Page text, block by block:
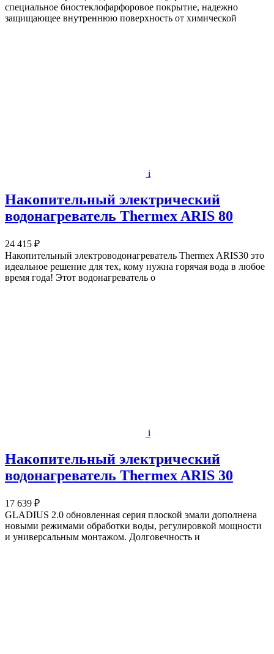
специальное биостеклофарфоровое покрытие, надежно
защищающее внутреннюю поверхность от химической
i
Накопительный электрический
водонагреватель Thermex ARIS 80
24 415 ₽
Накопительный электроводонагреватель Thermex ARIS30 это
идеальное решение для тех, кому нужна горячая вода в любое
время года! Этот водонагреватель о
i
Накопительный электрический
водонагреватель Thermex ARIS 30
17 639 ₽
GLADIUS 2.0 обновленная серия плоской эмали дополнена
новыми режимами обработки воды, регулировкой мощности
и универсальным монтажом. Долговечность и